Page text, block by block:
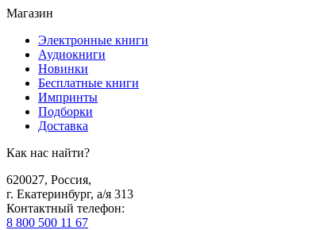
Магазин
Электронные книги
Аудиокниги
Новинки
Бесплатные книги
Импринты
Подборки
Доставка
Как нас найти?
620027, Россия,
г. Екатеринбург, а/я 313
Контактный телефон:
8 800 500 11 67